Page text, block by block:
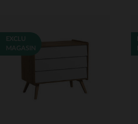
EXCLU
MAGASIN